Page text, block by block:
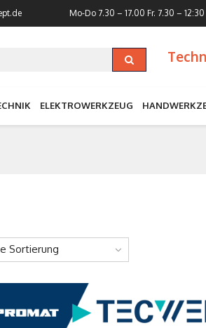
Mo-Do 7.30 – 17.00 Fr. 7.30 – 12:30
ELEKTROWERKZEUG
Sortierung